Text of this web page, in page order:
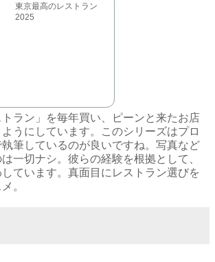
東京最高のレストラン
2025
トラン」を毎年買い、ピーンと来たお店
うにしています。このシリーズはプロ
筆しているのが良いですね。写真など
一切ナシ。彼らの経験を根拠として、
ています。真面目にレストラン選びを
。